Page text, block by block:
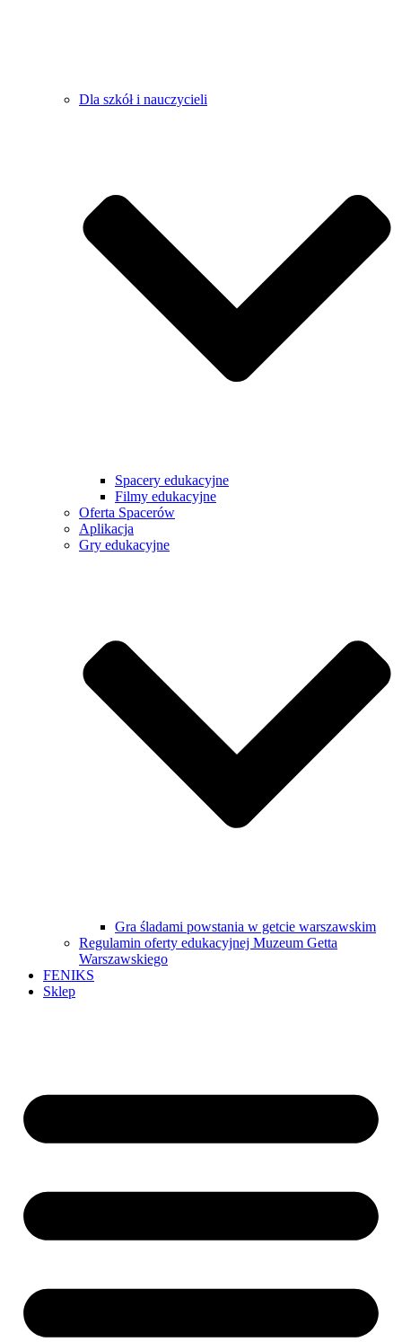
Dla szkół i nauczycieli
Spacery edukacyjne
Filmy edukacyjne
Oferta Spacerów
Aplikacja
Gry edukacyjne
Gra śladami powstania w getcie warszawskim
Regulamin oferty edukacyjnej Muzeum Getta
Warszawskiego
FENIKS
Sklep